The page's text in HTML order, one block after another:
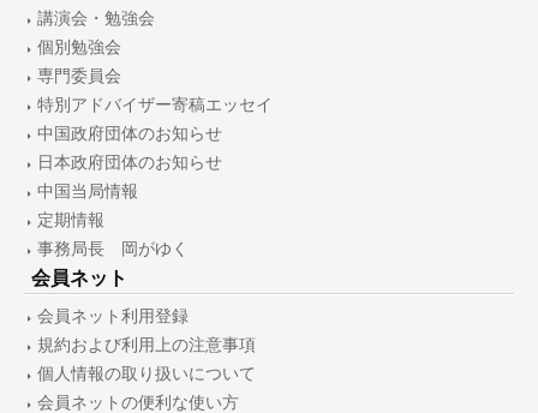
講演会・勉強会
個別勉強会
専門委員会
特別アドバイザー寄稿エッセイ
中国政府団体のお知らせ
日本政府団体のお知らせ
中国当局情報
定期情報
事務局長 岡がゆく
会員ネット
会員ネット利用登録
規約および利用上の注意事項
個人情報の取り扱いについて
会員ネットの便利な使い方